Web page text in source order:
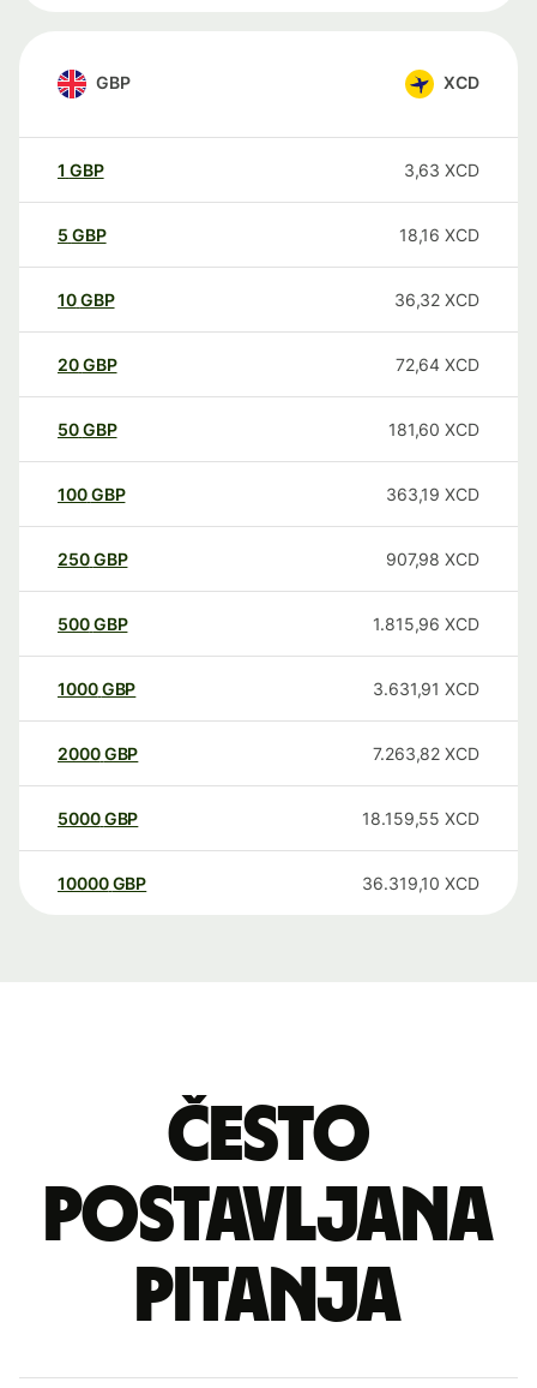
GBP XCD
1 GBP 3,63 XCD
5 GBP 18,16 XCD
10GBP 36,32 XCD
20GBP 72,64 XCD
50GBP 181,60 XCD
100GBP 363,19 XCD
250GBP 907,98 XCD
500GBP 1.815,96 XCD
1000GBP 3.631,91 XCD
2000GBP 7.263,82 XCD
5000GBP 18.159,55 XCD
10000 GBP 36.319,10 XCD
Često
postavljana
pitanja